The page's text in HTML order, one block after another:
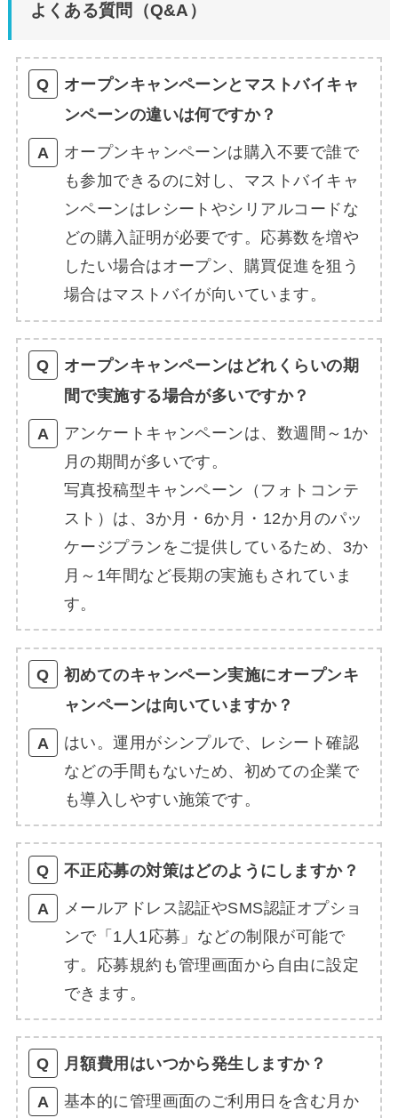
よくある質問（Q&A）
オープンキャンペーンとマストバイキャ
ンペーンの違いは何ですか？
オープンキャンペーンは購入不要で誰で
も参加できるのに対し、マストバイキャ
ンペーンはレシートやシリアルコードな
どの購入証明が必要です。応募数を増や
したい場合はオープン、購買促進を狙う
場合はマストバイが向いています。
オープンキャンペーンはどれくらいの期
間で実施する場合が多いですか？
アンケートキャンペーンは、数週間～1か
月の期間が多いです。
写真投稿型キャンペーン（フォトコンテ
スト）は、3か月・6か月・12か月のパッ
ケージプランをご提供しているため、3か
月～1年間など長期の実施もされていま
す。
初めてのキャンペーン実施にオープンキ
ャンペーンは向いていますか？
はい。運用がシンプルで、レシート確認
などの手間もないため、初めての企業で
も導入しやすい施策です。
不正応募の対策はどのようにしますか？
メールアドレス認証やSMS認証オプショ
ンで「1人1応募」などの制限が可能で
す。応募規約も管理画面から自由に設定
できます。
月額費用はいつから発生しますか？
基本的に管理画面のご利用日を含む月か